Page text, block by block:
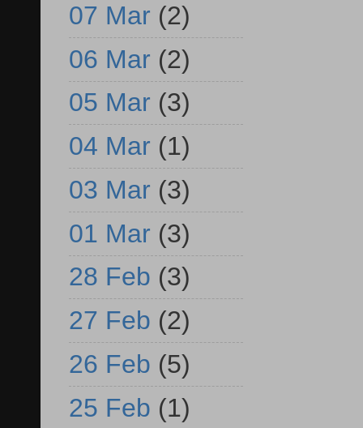
07 Mar (2)
06 Mar (2)
05 Mar (3)
04 Mar (1)
03 Mar (3)
01 Mar (3)
28 Feb (3)
27 Feb (2)
26 Feb (5)
25 Feb (1)